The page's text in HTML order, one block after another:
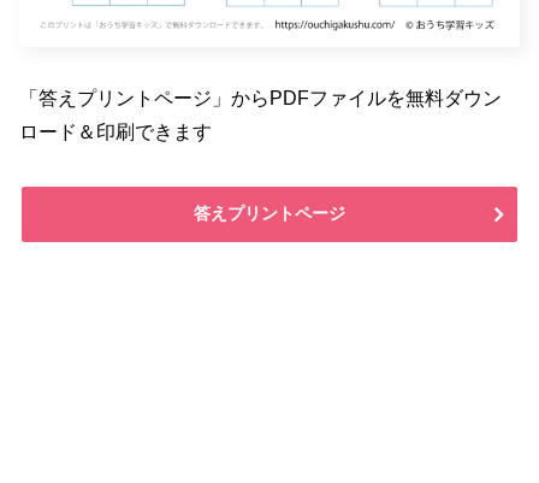
「答えプリントページ」からPDFファイルを無料ダウン
ロード＆印刷できます
答えプリントページ